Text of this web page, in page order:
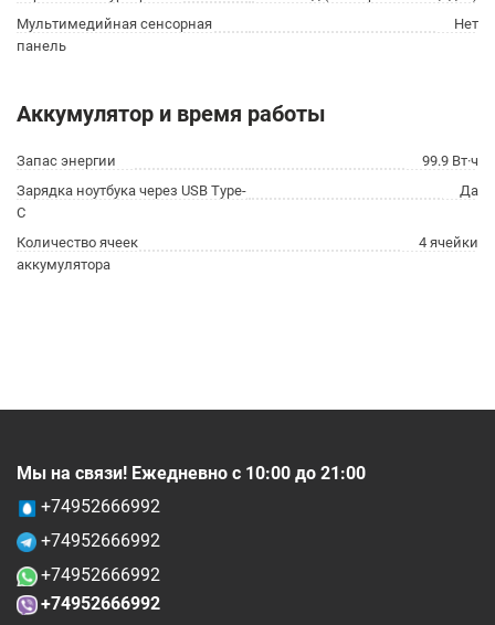
Мультимедийная сенсорная
панель
Нет
Аккумулятор и время работы
Запас энергии
99.9 Вт·ч
Зарядка ноутбука через USB Type-
C
Да
Количество ячеек
аккумулятора
4 ячейки
Мы на связи! Ежедневно с 10:00 до 21:00
+74952666992
+74952666992
+74952666992
+74952666992